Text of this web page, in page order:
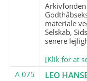
materiale
Selskab,
senere
[Klik for at
A 075
LEO